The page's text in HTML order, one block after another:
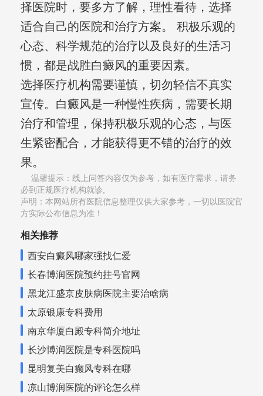
择医院时，要多方了解，理性看待，选择
适合自己的医院和治疗方案。 积极乐观的
心态、科学规范的治疗以及良好的生活习
惯，都是战胜白癜风的重要因素。
选择医疗机构需要谨慎，切勿轻信不真实
宣传。白癜风是一种慢性疾病，需要长期
治疗和管理，保持积极乐观的心态，与医
生紧密配合，才能获得更不错的治疗的效
果。
温馨提示：线上问答内容仅为参考，如有医疗需求，请务
必到正规医疗机构就诊,
声明：本网站所有医院信息整理仅供大家参考，一切以医院官
方实际公布信息为准！
相关推荐
西安白癜风哪家强找仁爱
长春博润医院预约挂号官网
黑龙江盛京皮肤病医院主要治啥病
太原银康专科费用
南京华厦白殿专科简介地址
长沙博润医院是专科医院吗
昆明复美白癫风专科在哪
凉山博润医院的评论怎么样